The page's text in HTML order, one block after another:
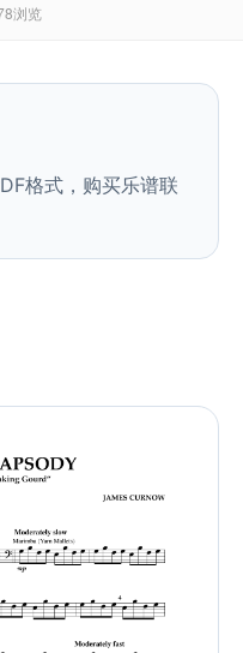
浏览
格式，购买乐谱联